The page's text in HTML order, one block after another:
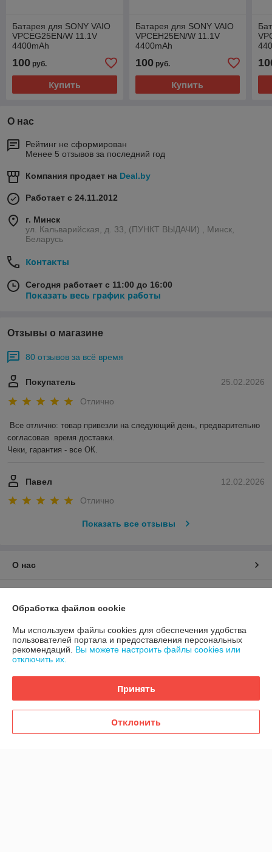
Батарея для SONY VAIO
VPCEG25EN/W 11.1V
4400mAh
100 руб.
Купить
Батарея для SONY VAIO
VPCEH25EN/W 11.1V
4400mAh
100руб.
Купить
О нас
Рейтинг не сформирован
Менее 5 отзывов за последний год
Компания продает на Deal.by
Работает с 24.11.2012
г. Минск
ул. Кальварийская, д. 33, (ПУНКТ ВЫДАЧИ) , Минск,
Беларусь
Контакты
Сегодня работает с 11:00 до 16:00
Показать весь график работы
Отзывы о магазине
80 отзывов за всё время
25.02.2026
Покупатель
Отлично
Все отлично: товар привезли на следующий день, предварительно
согласовав  время доставки.
Чеки, гарантия - все ОК.
12.02.2026
Павел
Отлично
Показать все отзывы
О нас
График работы
Полная версия сайта
Политика обработки cookies
Сайт создан на платформе Deal.by
Обработка файлов cookie
Мы используем файлы cookies для обеспечения удобства
пользователей портала и предоставления персональных
рекомендаций. Вы можете настроить файлы cookies или
отключить их.
Принять
Отклонить